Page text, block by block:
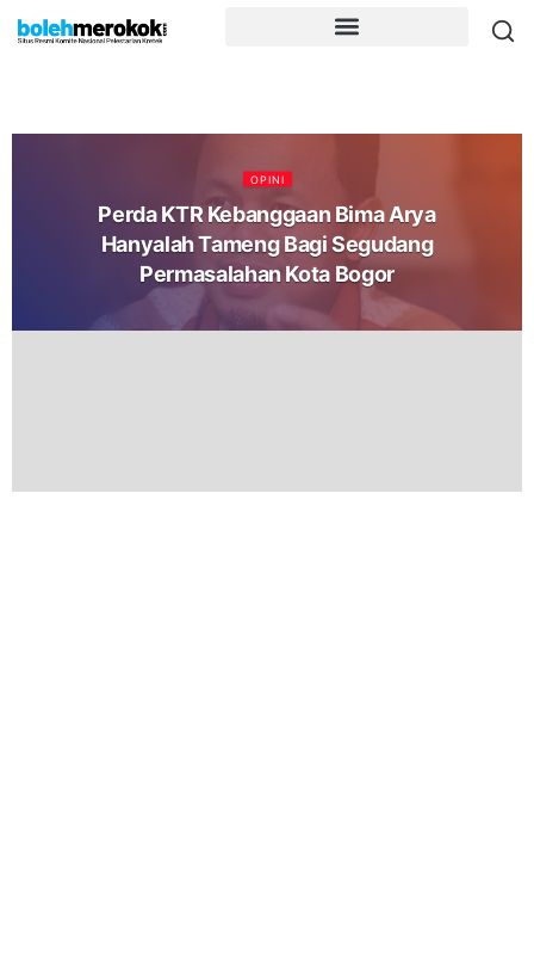
OPINI
Perda KTR Kebanggaan Bima Arya
Hanyalah Tameng Bagi Segudang
Permasalahan Kota Bogor